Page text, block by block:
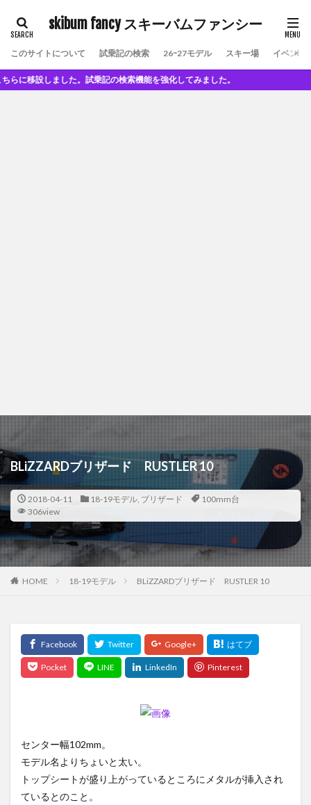
skibum fancy スキーバムファンシー
このサイトについて 試乗記の検索 26ｰ27モデル スキー場 イベント
しました。試乗記の検索機能を強化してみました。
BLiZZARDブリザード RUSTLER 10
2018-04-11 18-19モデル, ブリザード
100mm台
306view
HOME 18-19モデル BLiZZARDブリザード RUSTLER 10
センター幅102mm。
モデル名よりちょいと太い。
トップシートが盛り上がっているところにメタルが挿入され
ているとのこと。